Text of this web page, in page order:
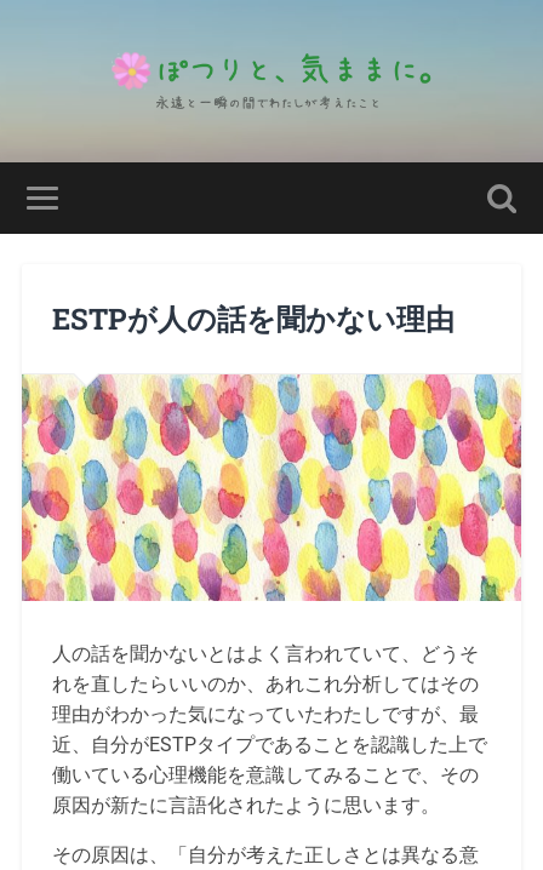
ESTPが人の話を聞かない理由
人の話を聞かないとはよく言われていて、どうそ
れを直したらいいのか、あれこれ分析してはその
理由がわかった気になっていたわたしですが、最
近、自分がESTPタイプであることを認識した上で
働いている心理機能を意識してみることで、その
原因が新たに言語化されたように思います。
その原因は、「自分が考えた正しさとは異なる意